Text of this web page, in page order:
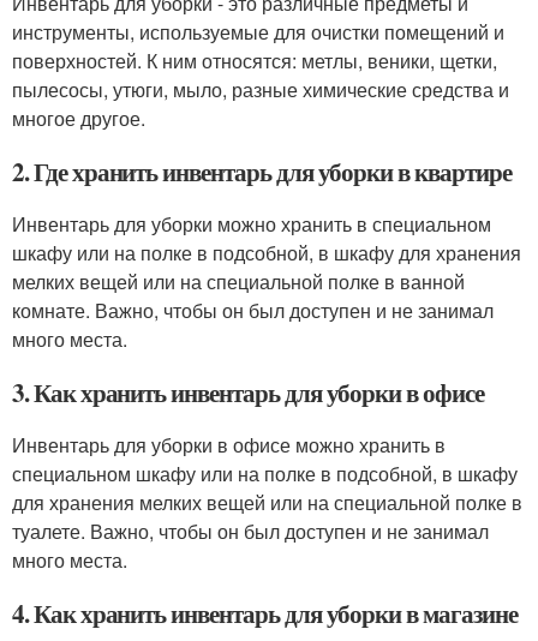
инструменты, используемые для очистки помещений и
поверхностей. К ним относятся: метлы, веники, щетки,
пылесосы, утюги, мыло, разные химические средства и
многое другое.
2. Где хранить инвентарь для уборки в квартире
Инвентарь для уборки можно хранить в специальном
шкафу или на полке в подсобной, в шкафу для хранения
мелких вещей или на специальной полке в ванной
комнате. Важно, чтобы он был доступен и не занимал
много места.
3. Как хранить инвентарь для уборки в офисе
Инвентарь для уборки в офисе можно хранить в
специальном шкафу или на полке в подсобной, в шкафу
для хранения мелких вещей или на специальной полке в
туалете. Важно, чтобы он был доступен и не занимал
много места.
4. Как хранить инвентарь для уборки в магазине